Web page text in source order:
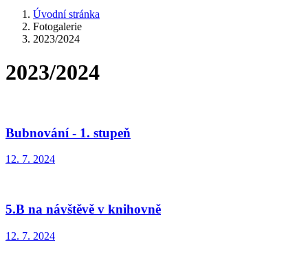
Úvodní stránka
Fotogalerie
2023/2024
2023/2024
Bubnování - 1. stupeň
12. 7. 2024
5.B na návštěvě v knihovně
12. 7. 2024